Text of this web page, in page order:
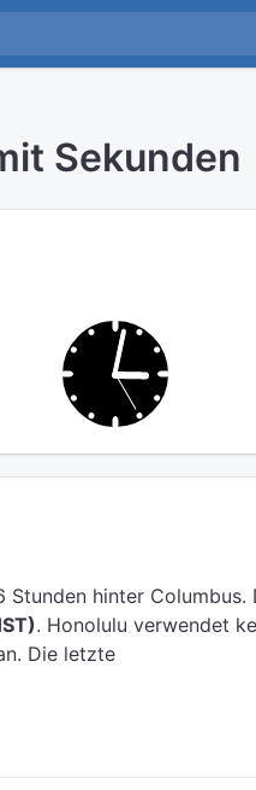
Sekunden
Stunden hinter Columbus.
. Honolulu verwendet
Die letzte